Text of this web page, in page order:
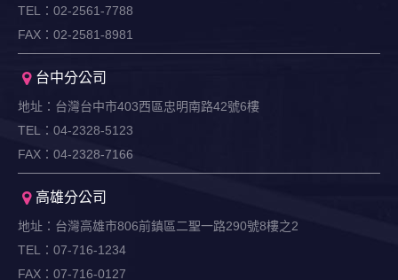
TEL：02-2561-7788
FAX：02-2581-8981
台中分公司
地址：台灣台中市403西區忠明南路42號6樓
TEL：04-2328-5123
FAX：04-2328-7166
高雄分公司
地址：台灣高雄市806前鎮區二聖一路290號8樓之2
TEL：07-716-1234
FAX：07-716-0127